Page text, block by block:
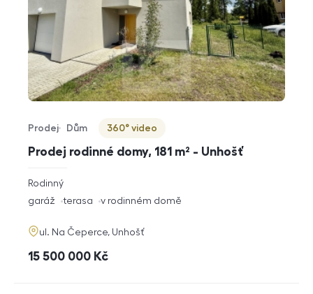
Prodej rodinné domy, 181 m² - Unhošť
Typ nabídky
Prodej
Typ nemovitosti
Dům
Virtuální prohlídka
360° video
rozměry
dispozice
Rodinný
funkce
garáž terasa v rodinném domě
adresa
ul. Na Čeperce, Unhošť
cena
15 500 000 Kč